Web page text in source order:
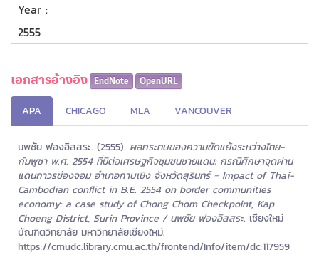
Year :
2555
เอกสารอ้างอิง EndNote OpenURL
APA CHICAGO MLA VANCOUVER
นพชัย ฟองอิสสระ. (2555). ผลกระทบของความขัดแย้งระหว่างไทย-
กัมพูชา พ.ศ. 2554 ที่มีต่อเศรษฐกิจชุมชนชายแดน: กรณีศึกษาจุดผ่าน
แดนถาวรช่องจอม อำเภอกาบเชิง จังหวัดสุรินทร์ = Impact of Thai-
Cambodian conflict in B.E. 2554 on border communities
economy: a case study of Chong Chom Checkpoint, Kap
Choeng District, Surin Province / นพชัย ฟองอิสสระ. เชียงใหม่
บัณฑิตวิทยาลัย มหาวิทยาลัยเชียงใหม่.
https://cmudc.library.cmu.ac.th/frontend/Info/item/dc:117959